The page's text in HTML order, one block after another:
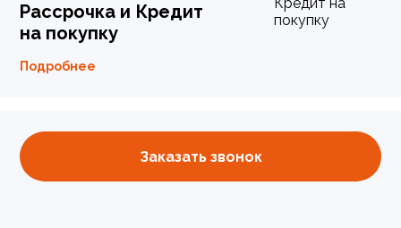
Рассрочка и Кредит
на покупку
Подробнее
Заказать звонок